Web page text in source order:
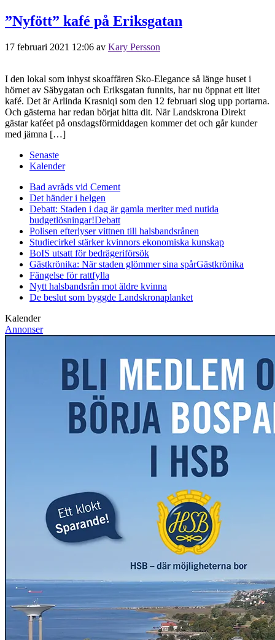
”Nyfött” kafé på Eriksgatan
17 februari 2021 12:06 av Kary Persson
I den lokal som inhyst skoaffären Sko-Elegance så länge huset i
hörnet av Säbygatan och Eriksgatan funnits, har nu öppnat ett litet
kafé. Det är Arlinda Krasniqi som den 12 februari slog upp portarna.
Och gästerna har redan börjat hitta dit. När Landskrona Direkt
gästar kaféet på onsdagsförmiddagen kommer det och går kunder
med jämna […]
Senaste
Kalender
Bad avråds vid Cement
Det händer i helgen
Debatt: Staden i dag är gamla meriter med nutida
budgetlösningar!Debatt
Polisen efterlyser vittnen till halsbandsrånen
Studiecirkel stärker kvinnors ekonomiska kunskap
BoIS utsatt för bedrägeriförsök
Gästkrönika: När staden glömmer sina spårGästkrönika
Fängelse för rattfylla
Nytt halsbandsrån mot äldre kvinna
De beslut som byggde Landskronaplanket
Kalender
Annonser